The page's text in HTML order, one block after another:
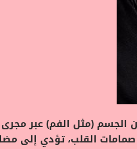
الجسم (مثل الفم) عبر
القلب، تؤدي إلى